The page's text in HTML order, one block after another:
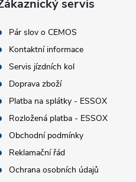
servis
Pár slov o CEMOS
Kontaktní informace
Servis jízdních kol
Doprava zboží
Platba na splátky - ESSOX
Rozložená platba - ESSOX
Obchodní podmínky
Reklamační řád
Ochrana osobních údajů